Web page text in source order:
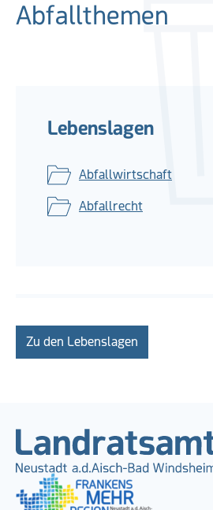
Abfallthemen
Lebenslagen
Abfallwirtschaft
Abfallrecht
Zu den Lebenslagen